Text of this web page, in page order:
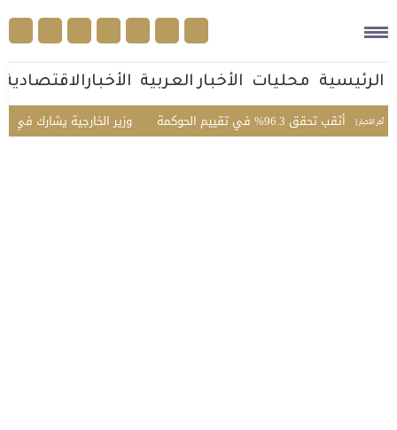
الرئيسية محليات الأخبار العربية الأخبارالاقتصادية
أخر الأخبار | وزير الخارجية يشارك في 96.3% في تقييم الحوكمة